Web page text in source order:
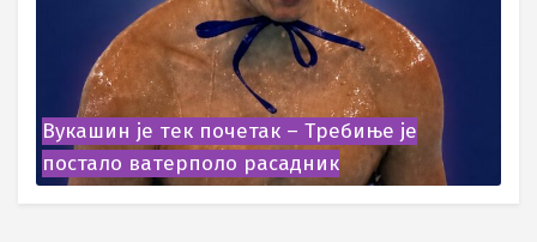
Вукашин је тек почетак – Требиње је
постало ватерполо расадник